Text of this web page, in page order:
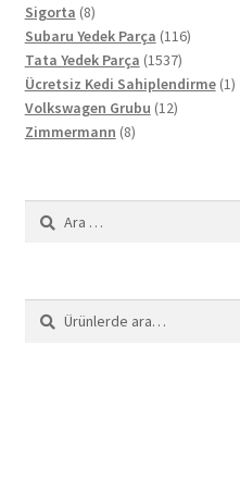
Sigorta 88
ürün
Subaru Yedek Parça 116116
Tata Yedek Parça 15371537
ürün
Ücretsiz Kedi Sahiplendirme 11
Volkswagen Grubu 1212
Zimmermann 88
Arama:
Ara:
Ara